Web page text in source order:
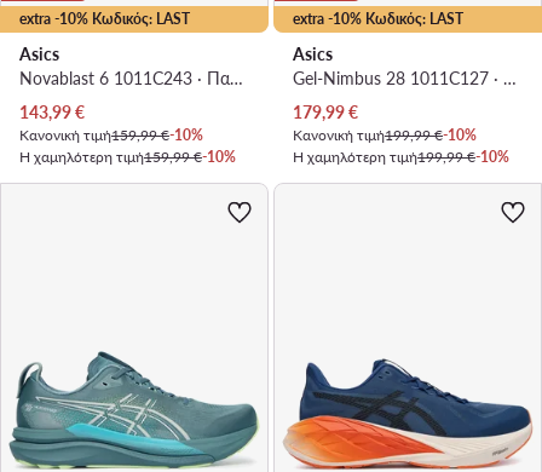
extra -10% Κωδικός: LAST
Asics
Novablast 6 1011C243 · Παπούτσια για Τρέξιμο
Τρέχουσα τιμή
143,99€
Κανονική τιμή159,99 €-10%
Η χαμηλότερη τιμή159,99 €-10%
extra -10% Κωδικός: LAST
Asics
Gel-Nimbus 28 1011C127 · Παπούτσια για Τρέξιμο
Τρέχουσα τιμή
179,99€
Κανονική τιμή199,99 €-10%
Η χαμηλότερη τιμή199,99 €-10%